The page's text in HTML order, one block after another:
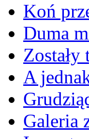
Koń
Duma
A
Galeria